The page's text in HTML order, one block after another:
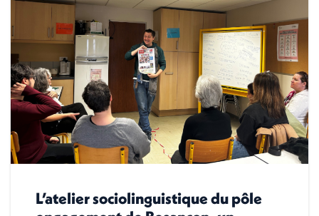
L’atelier sociolinguistique du pôle